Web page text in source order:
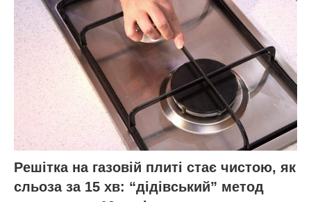
Решітка на газовій плиті стає чистою, як
сльоза за 15 хв: “дідівський” метод